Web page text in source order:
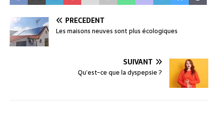
PRÉCÉDENT
Les maisons neuves sont plus écologiques
SUIVANT
Qu’est-ce que la dyspepsie ?